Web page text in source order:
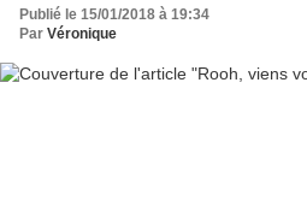
Publié le 15/01/2018 à 19:34
Par Véronique